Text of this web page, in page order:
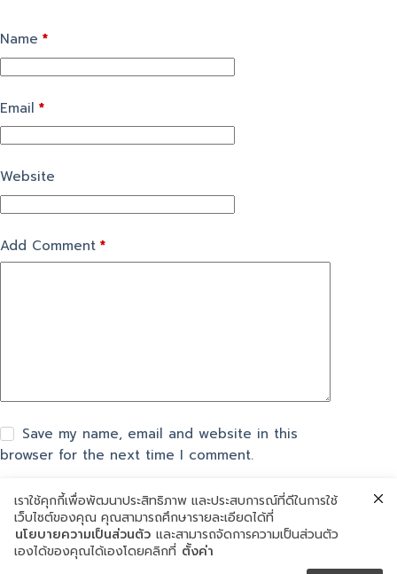
Name *
Email *
Website
Add Comment *
Save my name, email and website in this
browser for the next time I comment.
แสดงความเห็น
เราใช้คุกกี้เพื่อพัฒนาประสิทธิภาพ และประสบการณ์ที่ดีในการใช้
เว็บไซต์ของคุณ คุณสามารถศึกษารายละเอียดได้ที่
นโยบายความเป็นส่วนตัว และสามารถจัดการความเป็นส่วนตัว
เองได้ของคุณได้เองโดยคลิกที่ ตั้งค่า